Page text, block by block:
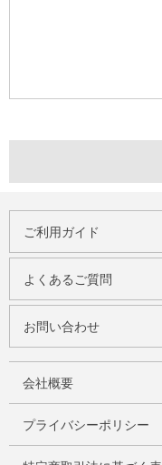
ご利用ガイド
よくあるご質問
お問い合わせ
会社概要
プライバシーポリシー